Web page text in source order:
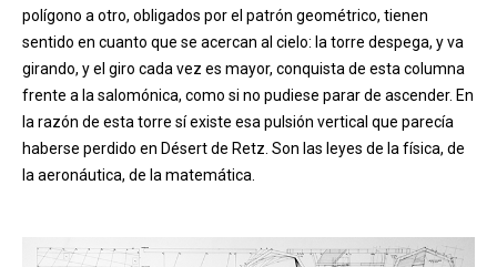
polígono a otro, obligados por el patrón geométrico, tienen
sentido en cuanto que se acercan al cielo: la torre despega, y va
girando, y el giro cada vez es mayor, conquista de esta columna
frente a la salomónica, como si no pudiese parar de ascender. En
la razón de esta torre sí existe esa pulsión vertical que parecía
haberse perdido en Désert de Retz. Son las leyes de la física, de
la aeronáutica, de la matemática.